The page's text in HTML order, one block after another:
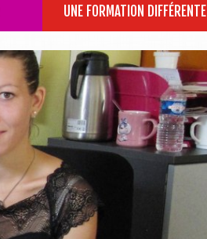
UNE FORMATION DIFFÉRENTE